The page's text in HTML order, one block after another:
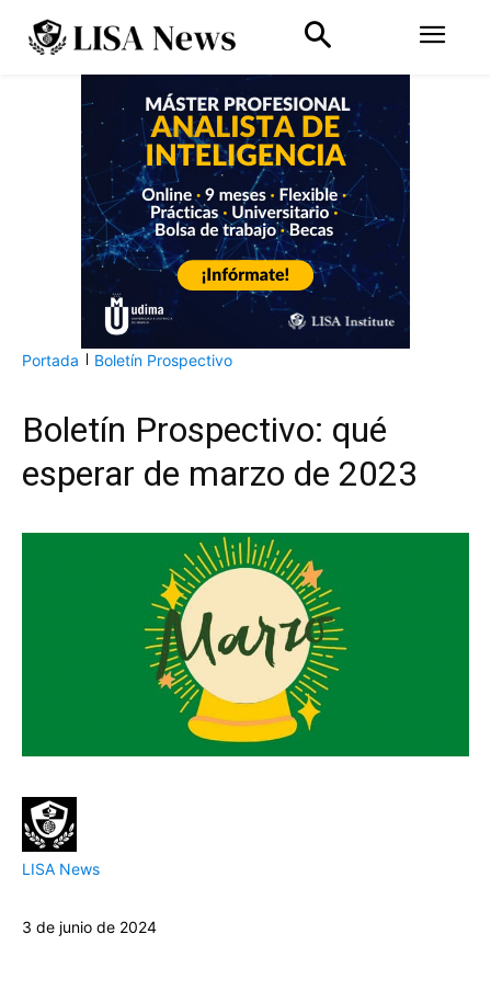
Portada Boletín Prospectivo
Boletín Prospectivo: qué
esperar de marzo de 2023
LISA News
3 de junio de 2024